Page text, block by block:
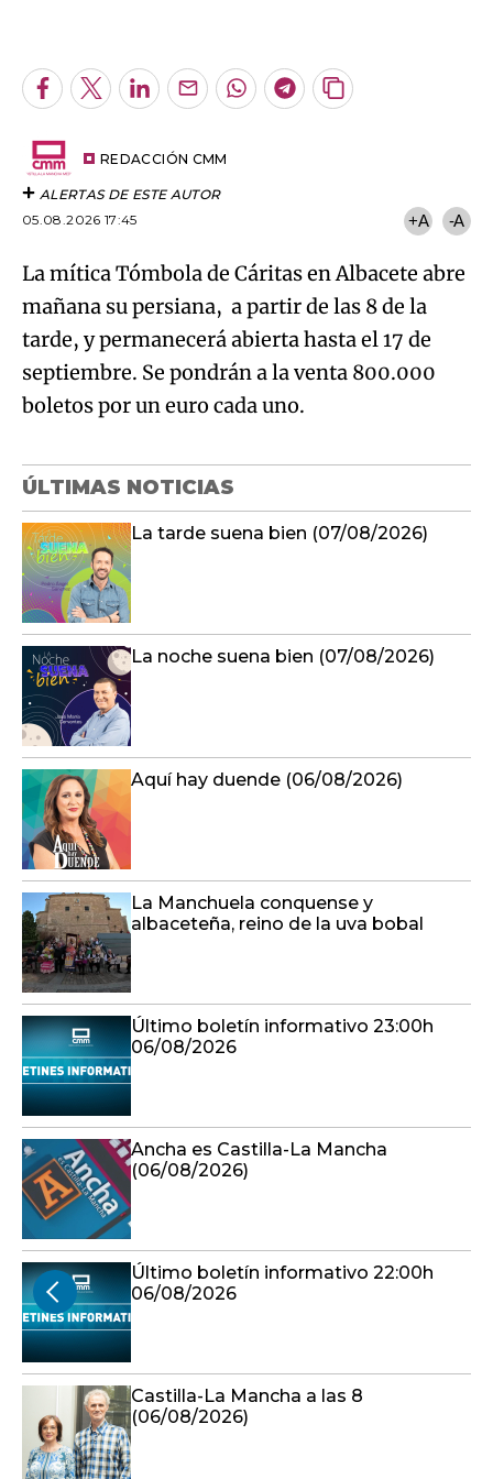
Facebook
TwitterLinkedInEnviarWhatsapp
Telegram
Copiar
REDACCIÓN CMM
ALERTAS DE ESTE AUTOR
05.08.2026 17:45
+A -A
La mítica Tómbola de Cáritas en Albacete abre
mañana su persiana, a partir de las 8 de la
tarde, y permanecerá abierta hasta el 17 de
septiembre. Se pondrán a la venta 800.000
boletos por un euro cada uno.
ÚLTIMAS NOTICIAS
La tarde suena bien (07/08/2026)
La noche suena bien (07/08/2026)
Aquí hay duende (06/08/2026)
La Manchuela conquense y
albaceteña, reino de la uva bobal
Último boletín informativo 23:00h
06/08/2026
Ancha es Castilla-La Mancha
(06/08/2026)
Último boletín informativo 22:00h
06/08/2026
Castilla-La Mancha a las 8
(06/08/2026)